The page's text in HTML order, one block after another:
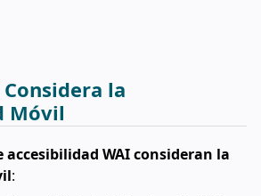
Considera la
Móvil
accesibilidad WAI consideran la
: